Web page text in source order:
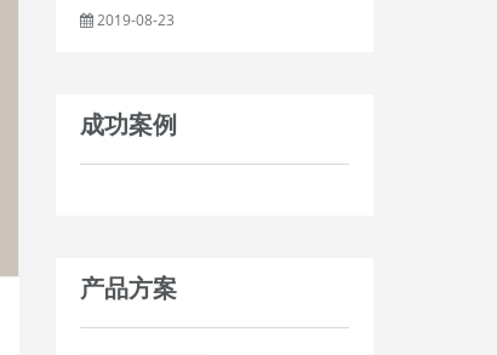
2019-08-23
成功案例
产品方案